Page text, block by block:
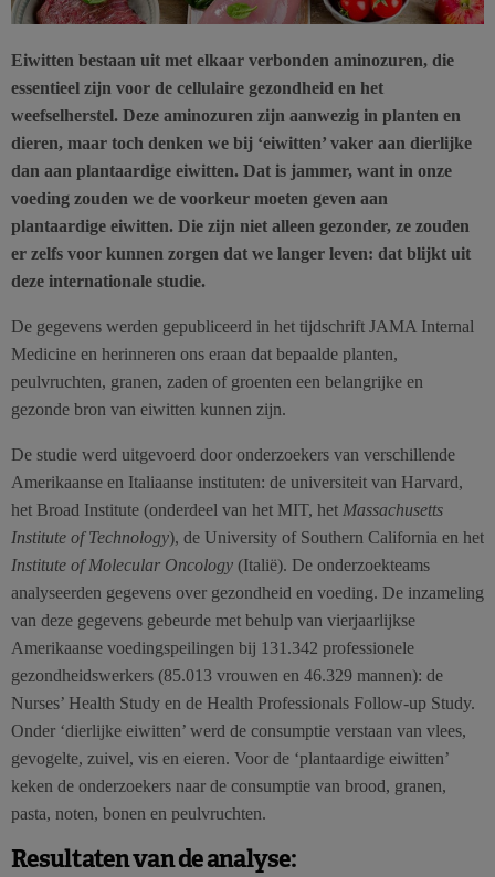
Eiwitten bestaan uit met elkaar verbonden aminozuren, die
essentieel zijn voor de cellulaire gezondheid en het
weefselherstel. Deze aminozuren zijn aanwezig in planten en
dieren, maar toch denken we bij ‘eiwitten’ vaker aan dierlijke
dan aan plantaardige eiwitten. Dat is jammer, want in onze
voeding zouden we de voorkeur moeten geven aan
plantaardige eiwitten. Die zijn niet alleen gezonder, ze zouden
er zelfs voor kunnen zorgen dat we langer leven: dat blijkt uit
deze internationale studie.
De gegevens werden gepubliceerd in het tijdschrift JAMA Internal
Medicine en herinneren ons eraan dat bepaalde planten,
peulvruchten, granen, zaden of groenten een belangrijke en
gezonde bron van eiwitten kunnen zijn.
De studie werd uitgevoerd door onderzoekers van verschillende
Amerikaanse en Italiaanse instituten: de universiteit van Harvard,
het Broad Institute (onderdeel van het MIT, het Massachusetts
Institute of Technology), de University of Southern California en het
Institute of Molecular Oncology (Italië). De onderzoekteams
analyseerden gegevens over gezondheid en voeding. De inzameling
van deze gegevens gebeurde met behulp van vierjaarlijkse
Amerikaanse voedingspeilingen bij 131.342 professionele
gezondheidswerkers (85.013 vrouwen en 46.329 mannen): de
Nurses’ Health Study en de Health Professionals Follow-up Study.
Onder ‘dierlijke eiwitten’ werd de consumptie verstaan van vlees,
gevogelte, zuivel, vis en eieren. Voor de ‘plantaardige eiwitten’
keken de onderzoekers naar de consumptie van brood, granen,
pasta, noten, bonen en peulvruchten.
Resultaten van de analyse: